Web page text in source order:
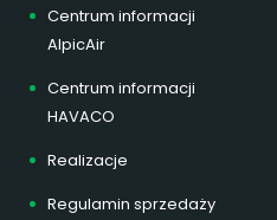
Centrum informacji
AlpicAir
Centrum informacji
HAVACO
Realizacje
Regulamin sprzedaży